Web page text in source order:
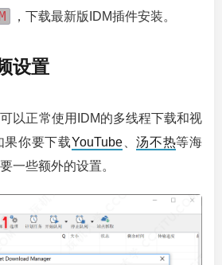
，下载最新版IDM插件安装。
设置
以正常使用IDM的多线程下载和视
果你要下载YouTube、汤不热等海
一些额外的设置。